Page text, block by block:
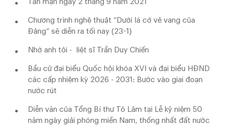
Tản mạn ngày 2 tháng 9 năm 2021
Chương trình nghệ thuật “Dưới lá cờ vẻ vang của
Đảng” sẽ diễn ra tối nay (23-1)
Nhớ anh tôi - liệt sĩ Trần Duy Chiến
Bầu cử đại biểu Quốc hội khóa XVI và đại biểu HĐND
các cấp nhiệm kỳ 2026 - 2031: Bước vào giai đoạn
nước rút
Diễn văn của Tổng Bí thư Tô Lâm tại Lễ kỷ niệm 50
năm ngày giải phóng miền Nam, thống nhất đất nước